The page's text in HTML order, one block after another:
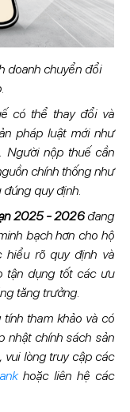
doanh chuyển đổi
có thể thay đổi và
pháp luật mới như
Người nộp thuế cần
chính thống như
đúng quy định.
2025 - 2026 đang
bạch hơn cho hộ
hiểu rõ quy định và
tận dụng tốt các ưu
tăng trưởng.
tham khảo và có
nhật chính sách sản
vui lòng truy cập các
hoặc liên hệ các